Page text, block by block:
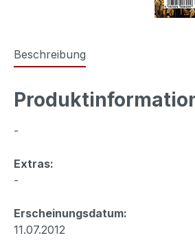
Beschreibung
-
Extras:
-
Erscheinungsdatum:
11.07.2012